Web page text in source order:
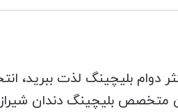
دوام بلیچینگ لذت ببرید،
متخصص بلیچینگ دندان شیراز